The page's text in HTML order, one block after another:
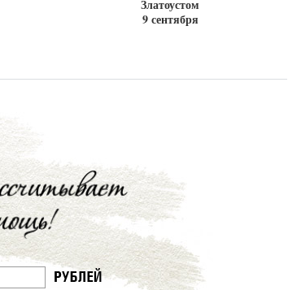
Златоустом
9 сентября